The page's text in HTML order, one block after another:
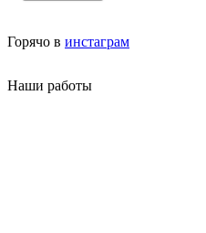
Горячо в инстаграм
Наши работы